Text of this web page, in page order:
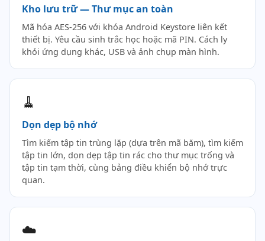
Kho lưu trữ — Thư mục an toàn
Mã hóa AES-256 với khóa Android Keystore liên kết
thiết bị. Yêu cầu sinh trắc học hoặc mã PIN. Cách ly
khỏi ứng dụng khác, USB và ảnh chụp màn hình.
🧹
Dọn dẹp bộ nhớ
Tìm kiếm tập tin trùng lặp (dựa trên mã băm), tìm kiếm
tập tin lớn, dọn dẹp tập tin rác cho thư mục trống và
tập tin tạm thời, cùng bảng điều khiển bộ nhớ trực
quan.
☁️